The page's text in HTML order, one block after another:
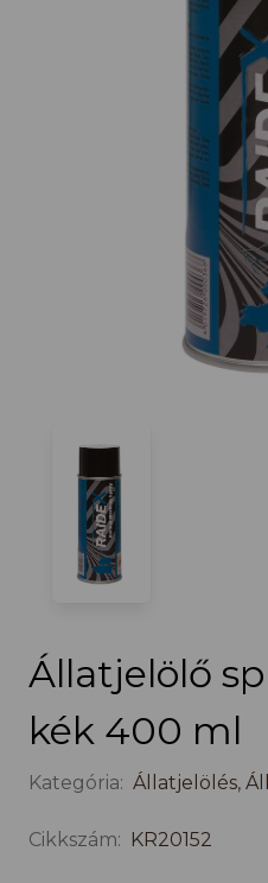
Állatjelölő
kék 400 ml
Kategória: Állatjelölés,
Cikkszám: KR20152